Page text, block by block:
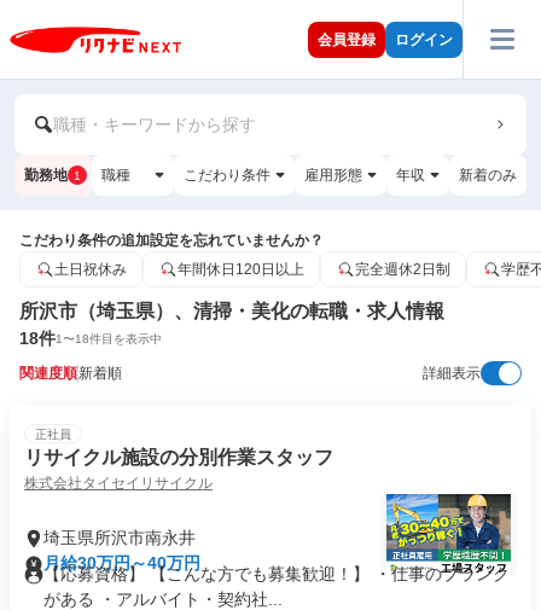
会員登録 ログイン
職種・キーワードから探す
勤務地 1 職種 こだわり条件 雇用形態 年収 新着のみ
こだわり条件の追加設定を忘れていませんか？
土日祝休み
年間休日120日以上 完全週休2日制 学歴
所沢市（埼玉県）、清掃・美化の転職・求人情報
18件1〜18件目を表示中
関連度順新着順 詳細表示
正社員
リサイクル施設の分別作業スタッフ
株式会社タイセイリサイクル
埼玉県所沢市南永井
月給30万円～40万円
【応募資格】 【こんな方でも募集歓迎！】 ・仕事のブランク
がある ・アルバイト・契約社...